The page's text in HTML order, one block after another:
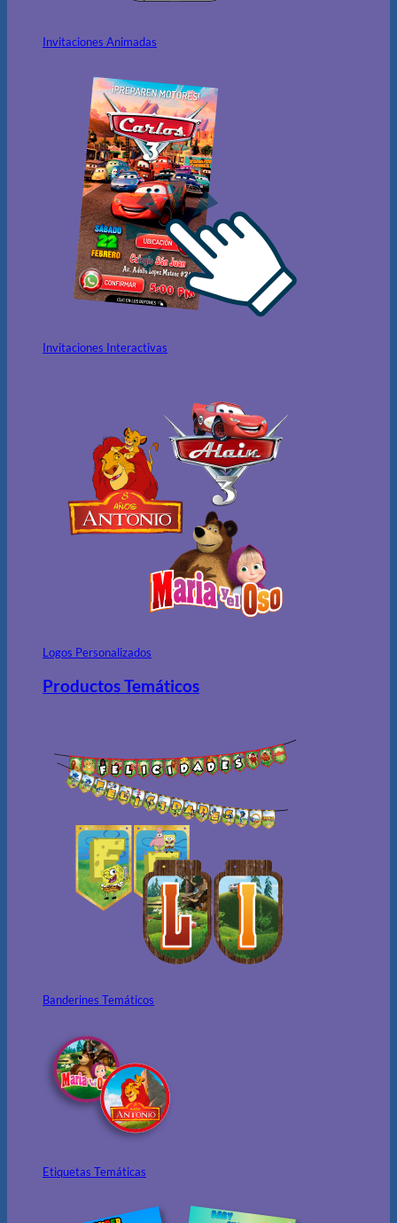
Invitaciones Animadas
Invitaciones Interactivas
Logos Personalizados
Productos Temáticos
Banderines Temáticos
Etiquetas Temáticas